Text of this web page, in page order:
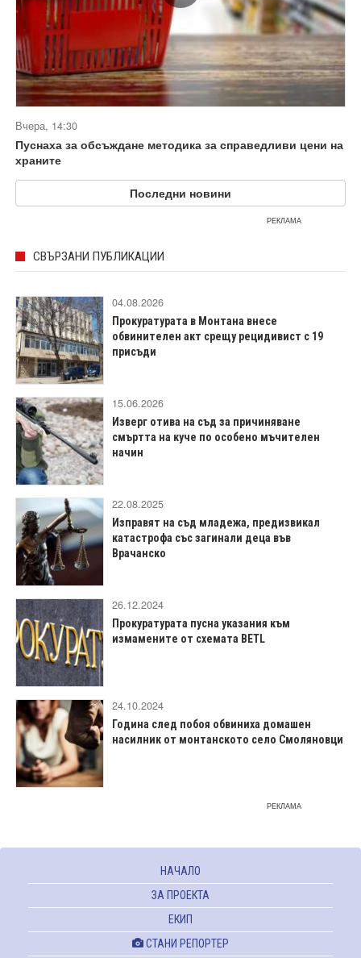
Вчера, 14:30
Пуснаха за обсъждане методика за справедливи цени на
храните
Последни новини
РЕКЛАМА
СВЪРЗАНИ ПУБЛИКАЦИИ
04.08.2026
Прокуратурата в Монтана внесе
обвинителен акт срещу рецидивист с 19
присъди
15.06.2026
Изверг отива на съд за причиняване
смъртта на куче по особено мъчителен
начин
22.08.2025
Изправят на съд младежа, предизвикал
катастрофа със загинали деца във
Врачанско
26.12.2024
Прокуратурата пусна указания към
измамените от схемата BETL
24.10.2024
Година след побоя обвиниха домашен
насилник от монтанското село Смоляновци
РЕКЛАМА
НАЧАЛО
ЗА ПРОЕКТА
ЕКИП
СТАНИ РЕПОРТЕР